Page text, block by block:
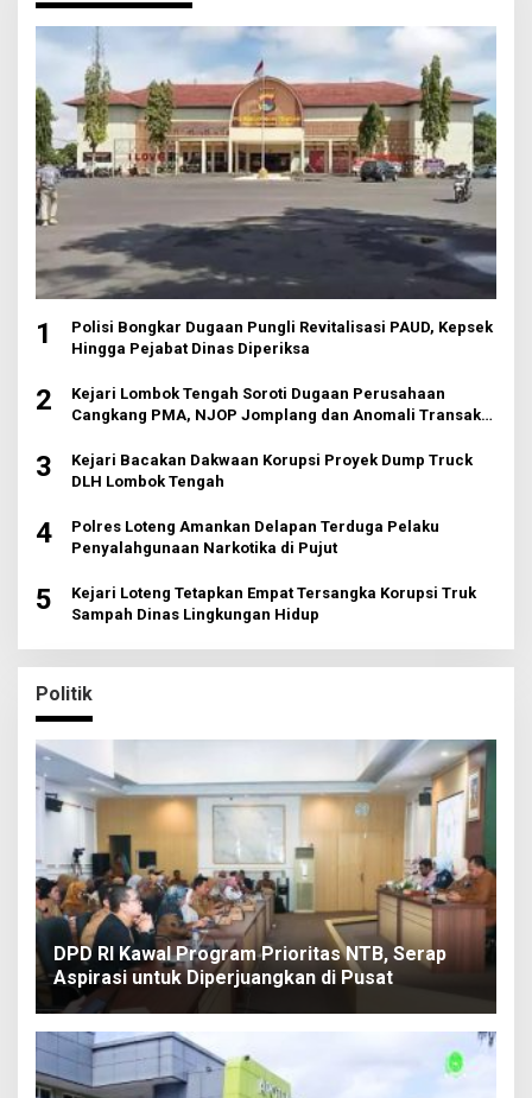
1
Polisi Bongkar Dugaan Pungli Revitalisasi PAUD, Kepsek
Hingga Pejabat Dinas Diperiksa
2
Kejari Lombok Tengah Soroti Dugaan Perusahaan
Cangkang PMA, NJOP Jomplang dan Anomali Transaksi
3
Kejari Bacakan Dakwaan Korupsi Proyek Dump Truck
DLH Lombok Tengah
4
Polres Loteng Amankan Delapan Terduga Pelaku
Penyalahgunaan Narkotika di Pujut
5
Kejari Loteng Tetapkan Empat Tersangka Korupsi Truk
Sampah Dinas Lingkungan Hidup
Politik
DPD RI Kawal Program Prioritas NTB, Serap
Aspirasi untuk Diperjuangkan di Pusat